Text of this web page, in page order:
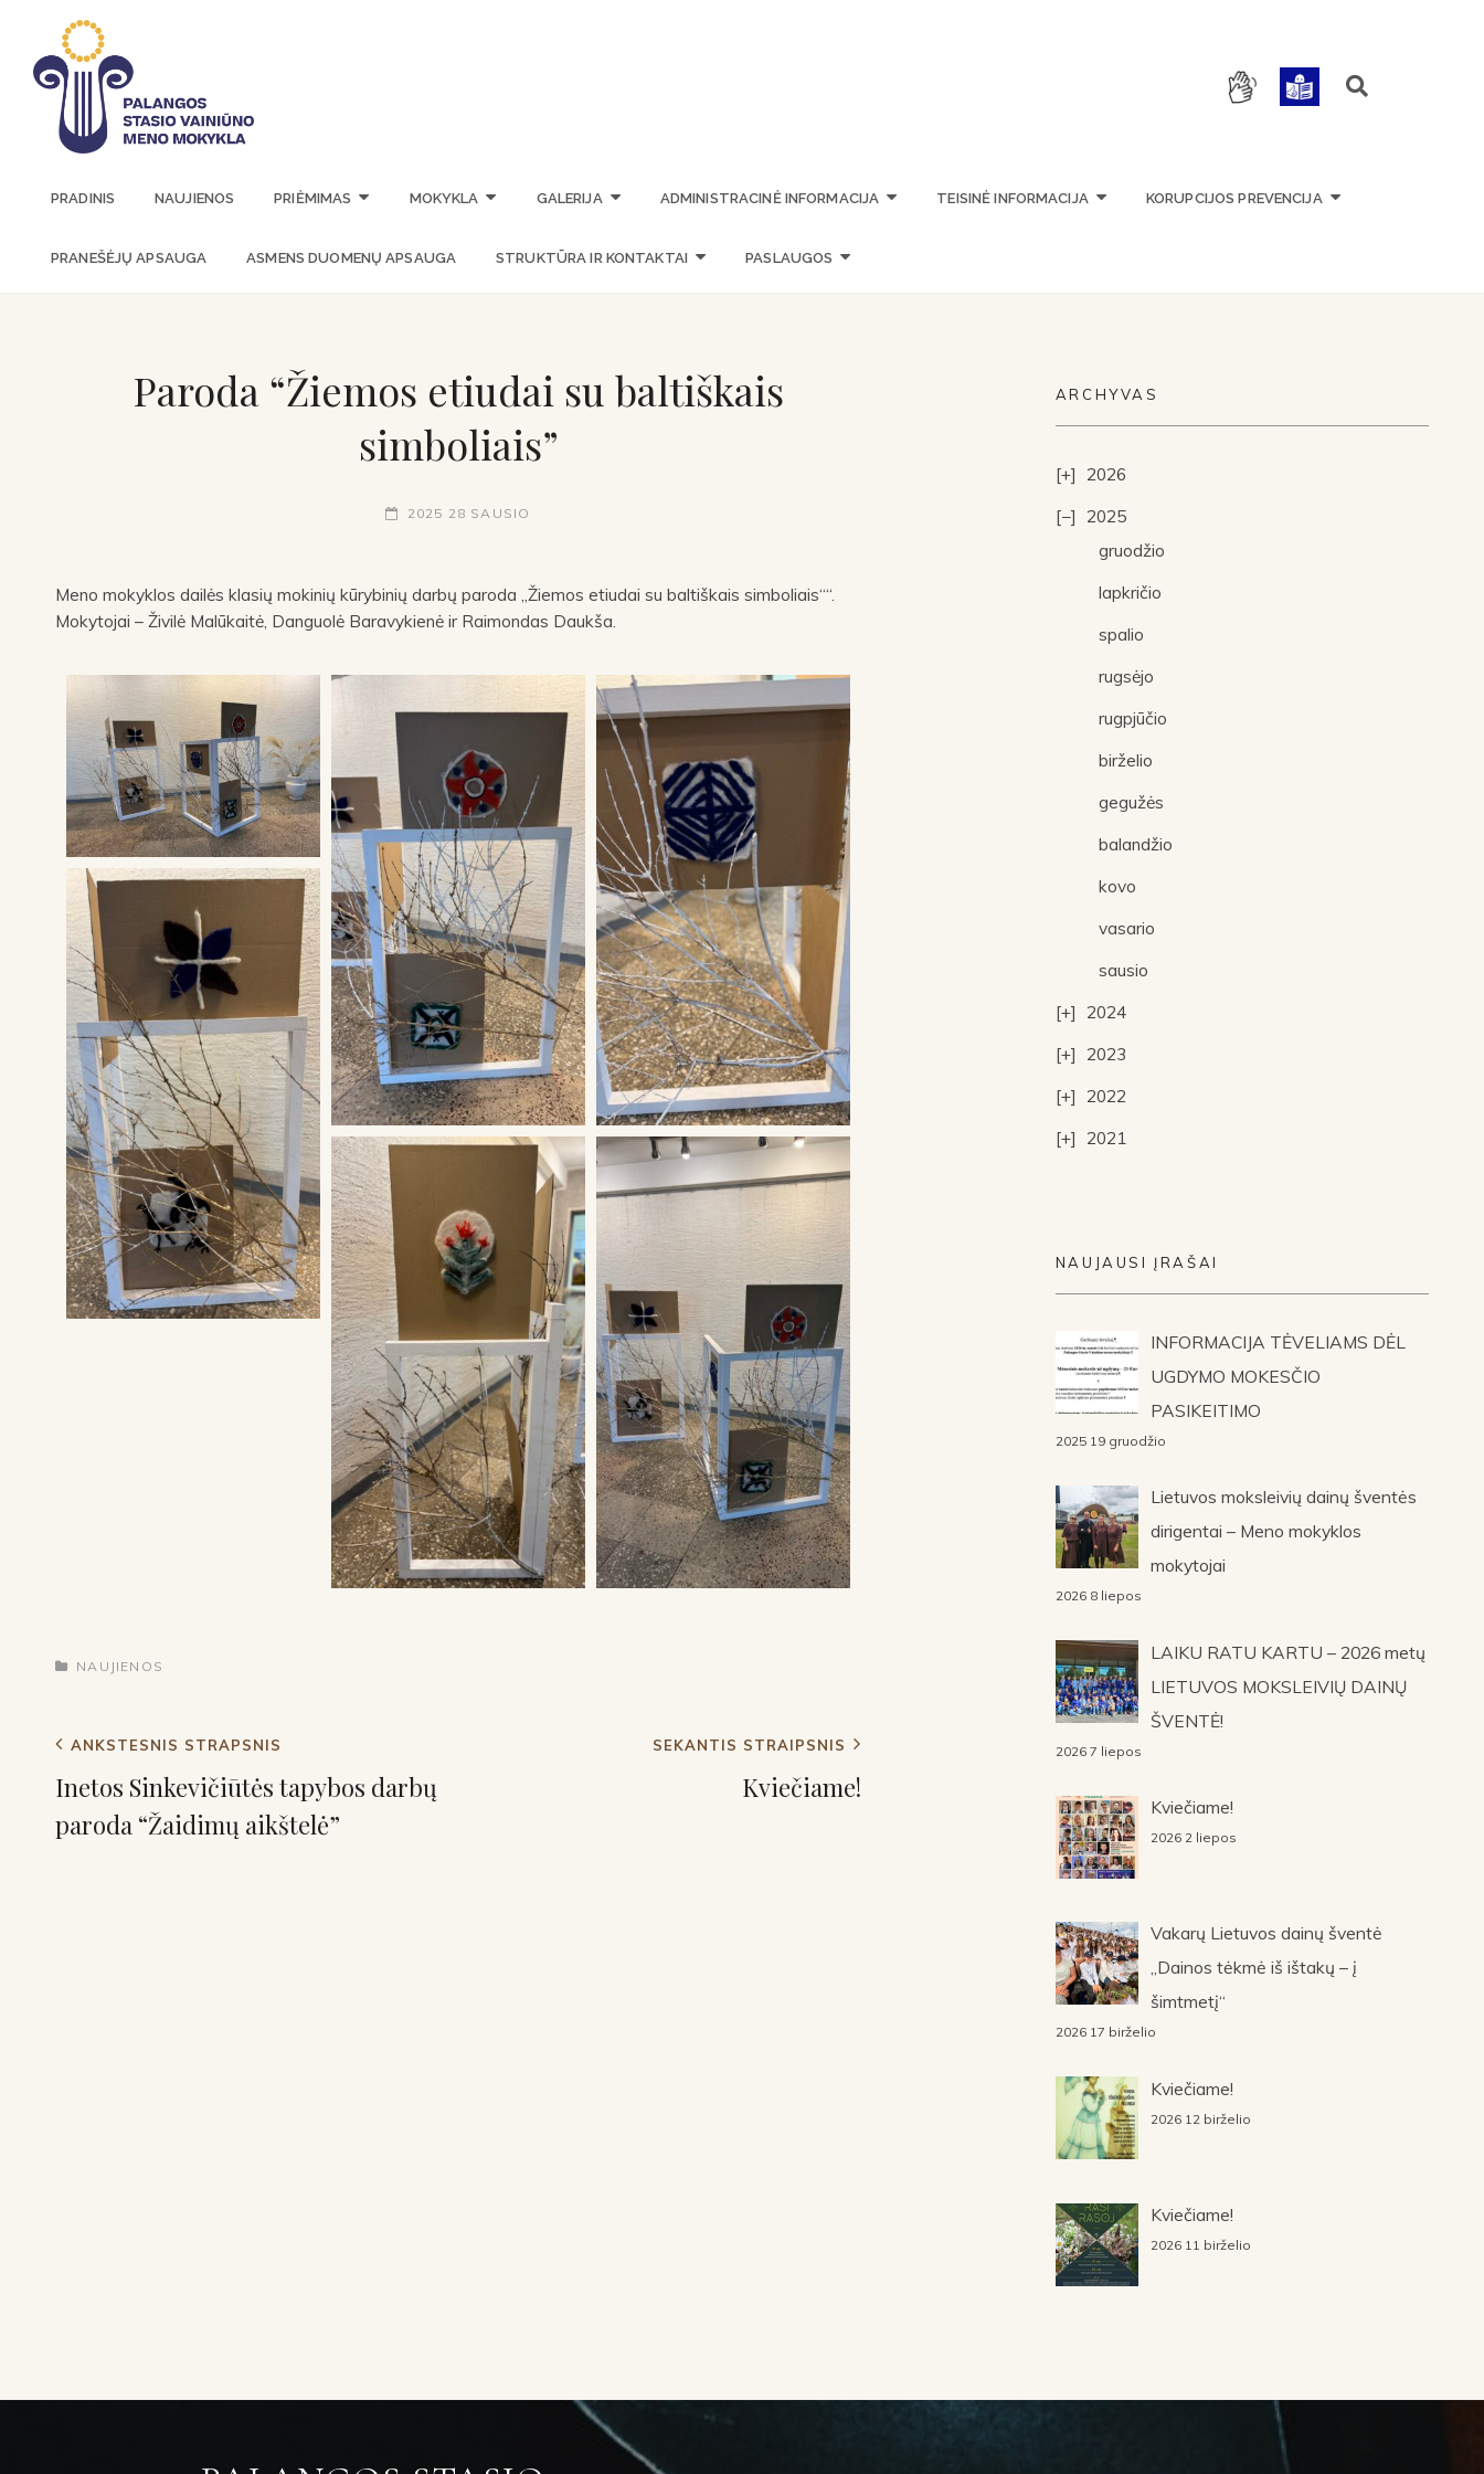
PRADINIS NAUJIENOS PRIĖMIMAS MOKYKLA GALERIJA ADMINISTRACINĖ INFORMACIJA TEISINĖ INFORMACIJA KORUPCIJOS PREVENCIJA
PRANEŠĖJŲ APSAUGA ASMENS DUOMENŲ APSAUGA STRUKTŪRA IR KONTAKTAI PASLAUGOS
Paroda “Žiemos etiudai su baltiškais
simboliais”
2025 28 SAUSIO
Meno mokyklos dailės klasių mokinių kūrybinių darbų paroda ,,Žiemos etiudai su baltiškais simboliais““.
Mokytojai – Živilė Malūkaitė, Danguolė Baravykienė ir Raimondas Daukša.
NAUJIENOS
ANKSTESNIS STRAPSNIS
Inetos Sinkevičiūtės tapybos darbų
paroda “Žaidimų aikštelė”
SEKANTIS STRAIPSNIS
Kviečiame!
ARCHYVAS
2026
2025
gruodžio
lapkričio
spalio
rugsėjo
rugpjūčio
birželio
gegužės
balandžio
kovo
vasario
sausio
2024
2023
2022
2021
NAUJAUSI ĮRAŠAI
INFORMACIJA TĖVELIAMS DĖL
UGDYMO MOKESČIO
PASIKEITIMO
2025 19 gruodžio
Lietuvos moksleivių dainų šventės
dirigentai – Meno mokyklos
mokytojai
2026 8 liepos
LAIKU RATU KARTU – 2026 metų
LIETUVOS MOKSLEIVIŲ DAINŲ
ŠVENTĖ!
2026 7 liepos
Kviečiame!
2026 2 liepos
Vakarų Lietuvos dainų šventė
„Dainos tėkmė iš ištakų – į
šimtmetį“
2026 17 birželio
Kviečiame!
2026 12 birželio
Kviečiame!
2026 11 birželio